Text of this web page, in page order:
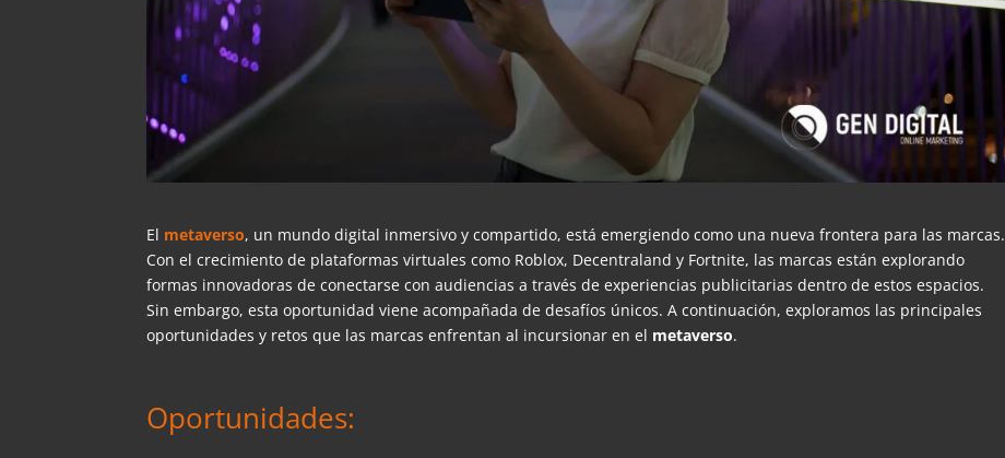
El metaverso, un mundo digital inmersivo y compartido, está emergiendo como una nueva frontera para las marcas.
Con el crecimiento de plataformas virtuales como Roblox, Decentraland y Fortnite, las marcas están explorando
formas innovadoras de conectarse con audiencias a través de experiencias publicitarias dentro de estos espacios.
Sin embargo, esta oportunidad viene acompañada de desafíos únicos. A continuación, exploramos las principales
oportunidades y retos que las marcas enfrentan al incursionar en el metaverso.
Oportunidades: